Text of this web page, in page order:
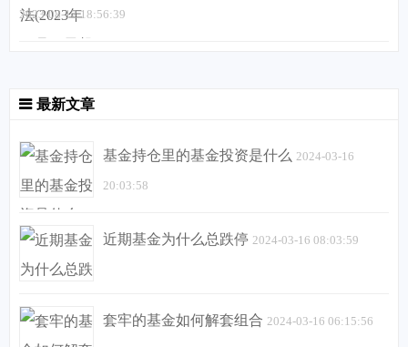
2023-08-12 18:56:39
最新文章
基金持仓里的基金投资是什么 2024-03-16
20:03:58
近期基金为什么总跌停 2024-03-16 08:03:59
套牢的基金如何解套组合 2024-03-16 06:15:56